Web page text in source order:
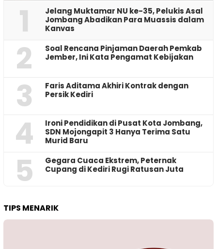
1
Jelang Muktamar NU ke-35, Pelukis Asal
Jombang Abadikan Para Muassis dalam
Kanvas
2
‎Soal Rencana Pinjaman Daerah Pemkab
Jember, Ini Kata Pengamat Kebijakan ‎
3
Faris Aditama Akhiri Kontrak dengan
Persik Kediri
4
Ironi Pendidikan di Pusat Kota Jombang,
SDN Mojongapit 3 Hanya Terima Satu
Murid Baru
5
‎Gegara Cuaca Ekstrem, Peternak
Cupang di Kediri Rugi Ratusan Juta
TIPS MENARIK